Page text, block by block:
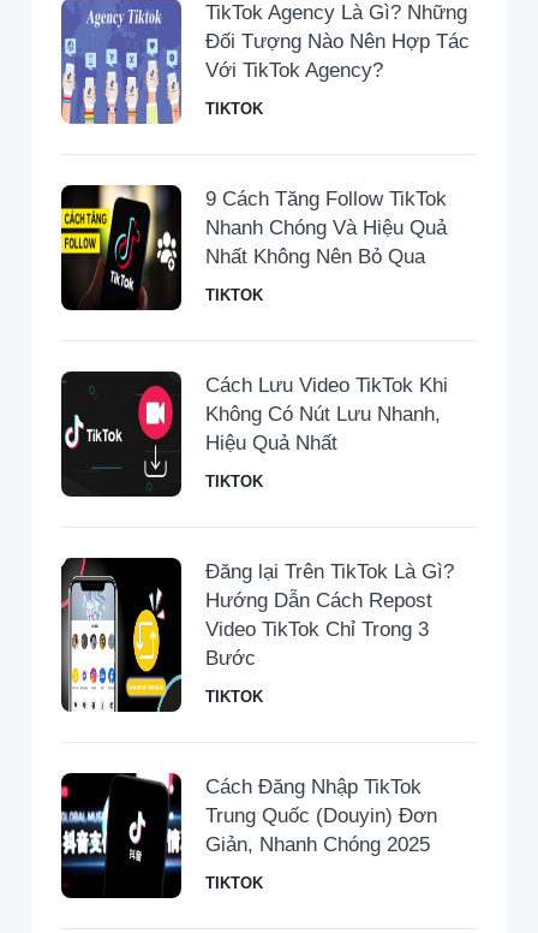
TikTok Agency Là Gì? Những
Đối Tượng Nào Nên Hợp Tác
Với TikTok Agency?
TIKTOK
9 Cách Tăng Follow TikTok
Nhanh Chóng Và Hiệu Quả
Nhất Không Nên Bỏ Qua
TIKTOK
Cách Lưu Video TikTok Khi
Không Có Nút Lưu Nhanh,
Hiệu Quả Nhất
TIKTOK
Đăng lại Trên TikTok Là Gì?
Hướng Dẫn Cách Repost
Video TikTok Chỉ Trong 3
Bước
TIKTOK
Cách Đăng Nhập TikTok
Trung Quốc (Douyin) Đơn
Giản, Nhanh Chóng 2025
TIKTOK